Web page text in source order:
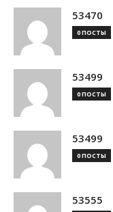
53470
0 ПОСТЫ
53499
0 ПОСТЫ
53499
0 ПОСТЫ
53555